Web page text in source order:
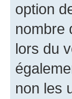
option
nombre
lors du
non les